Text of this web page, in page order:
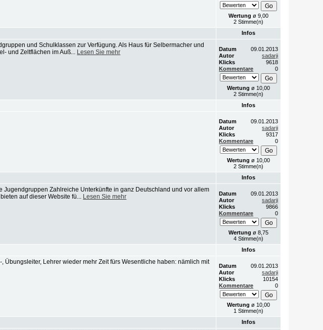
Wertung ø 9,00
2 Stimme(n)
Infos
und Schulklassen zur Verfügung. Als Haus für Selbermacher und
und Zeltflächen im Auß... Lesen Sie mehr Datum
09.01.2013
Autor
sadarji
Klicks
9618
Kommentare
0
Wertung ø 10,00
2 Stimme(n)
Infos
Datum
09.01.2013
Autor
sadarji
Klicks
9317
Kommentare
0
Wertung ø 10,00
2 Stimme(n)
Infos
Zahlreiche Unterkünfte in ganz Deutschland und vor allem
auf dieser Website fü... Lesen Sie mehr Datum
09.01.2013
Autor
sadarji
Klicks
9866
Kommentare
0
Wertung ø 8,75
4 Stimme(n)
Infos
Lehrer wieder mehr Zeit fürs Wesentliche haben: nämlich mit
Datum
09.01.2013
Autor
sadarji
Klicks
10154
Kommentare
0
Wertung ø 10,00
1 Stimme(n)
Infos